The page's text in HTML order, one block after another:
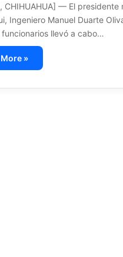
CHIHUAHUA] — El presidente
Ingeniero Manuel Duarte
llevó a cabo…
»